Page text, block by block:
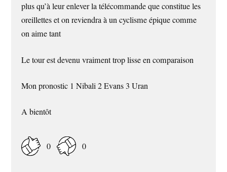
plus qu’à leur enlever la télécommande que constitue les
oreillettes et on reviendra à un cyclisme épique comme
on aime tant
Le tour est devenu vraiment trop lisse en comparaison
Mon pronostic 1 Nibali 2 Evans 3 Uran
A bientôt
0 0